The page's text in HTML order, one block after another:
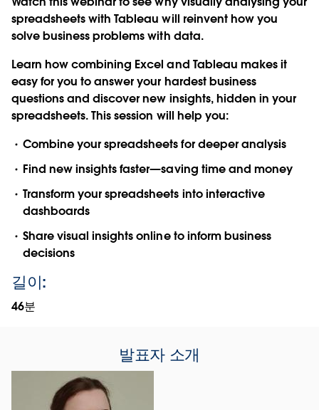
spreadsheets with Tableau will reinvent how you
solve business problems with data.
Learn how combining Excel and Tableau makes it
easy for you to answer your hardest business
questions and discover new insights, hidden in your
spreadsheets. This session will help you:
Combine your spreadsheets for deeper analysis
Find new insights faster—saving time and money
Transform your spreadsheets into interactive
dashboards
Share visual insights online to inform business
decisions
길이:
46분
발표자 소개